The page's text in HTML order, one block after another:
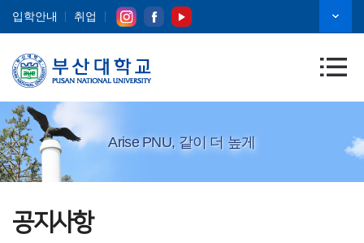
입학안내 취업
Arise PNU, 같이 더 높게
공지사항